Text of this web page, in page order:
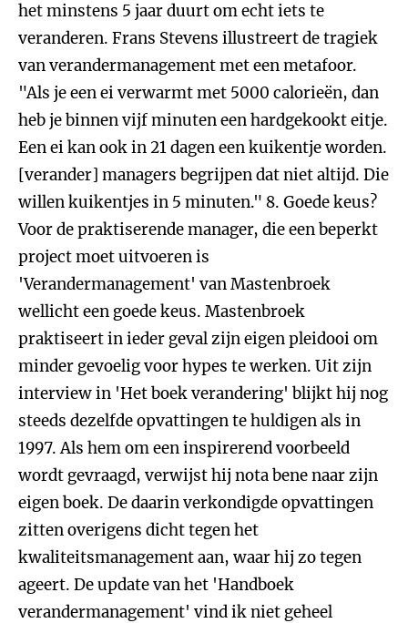
het minstens 5 jaar duurt om echt iets te
veranderen. Frans Stevens illustreert de tragiek
van verandermanagement met een metafoor.
"Als je een ei verwarmt met 5000 calorieën, dan
heb je binnen vijf minuten een hardgekookt eitje.
Een ei kan ook in 21 dagen een kuikentje worden.
[verander] managers begrijpen dat niet altijd. Die
willen kuikentjes in 5 minuten." 8. Goede keus?
Voor de praktiserende manager, die een beperkt
project moet uitvoeren is
'Verandermanagement' van Mastenbroek
wellicht een goede keus. Mastenbroek
praktiseert in ieder geval zijn eigen pleidooi om
minder gevoelig voor hypes te werken. Uit zijn
interview in 'Het boek verandering' blijkt hij nog
steeds dezelfde opvattingen te huldigen als in
1997. Als hem om een inspirerend voorbeeld
wordt gevraagd, verwijst hij nota bene naar zijn
eigen boek. De daarin verkondigde opvattingen
zitten overigens dicht tegen het
kwaliteitsmanagement aan, waar hij zo tegen
ageert. De update van het 'Handboek
verandermanagement' vind ik niet geheel